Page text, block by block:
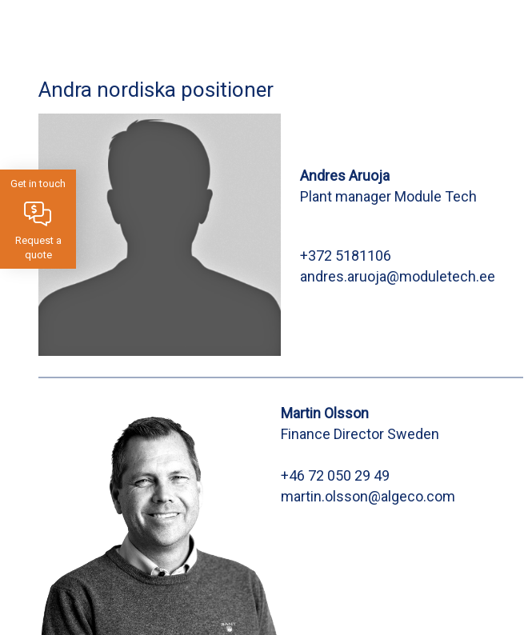
Get in touch
Request a
quote
Andra nordiska positioner
Andres Aruoja
Plant manager Module Tech
+372 5181106
andres.aruoja@moduletech.ee
Martin Olsson
Finance Director Sweden
+46 72 050 29 49
martin.olsson@algeco.com